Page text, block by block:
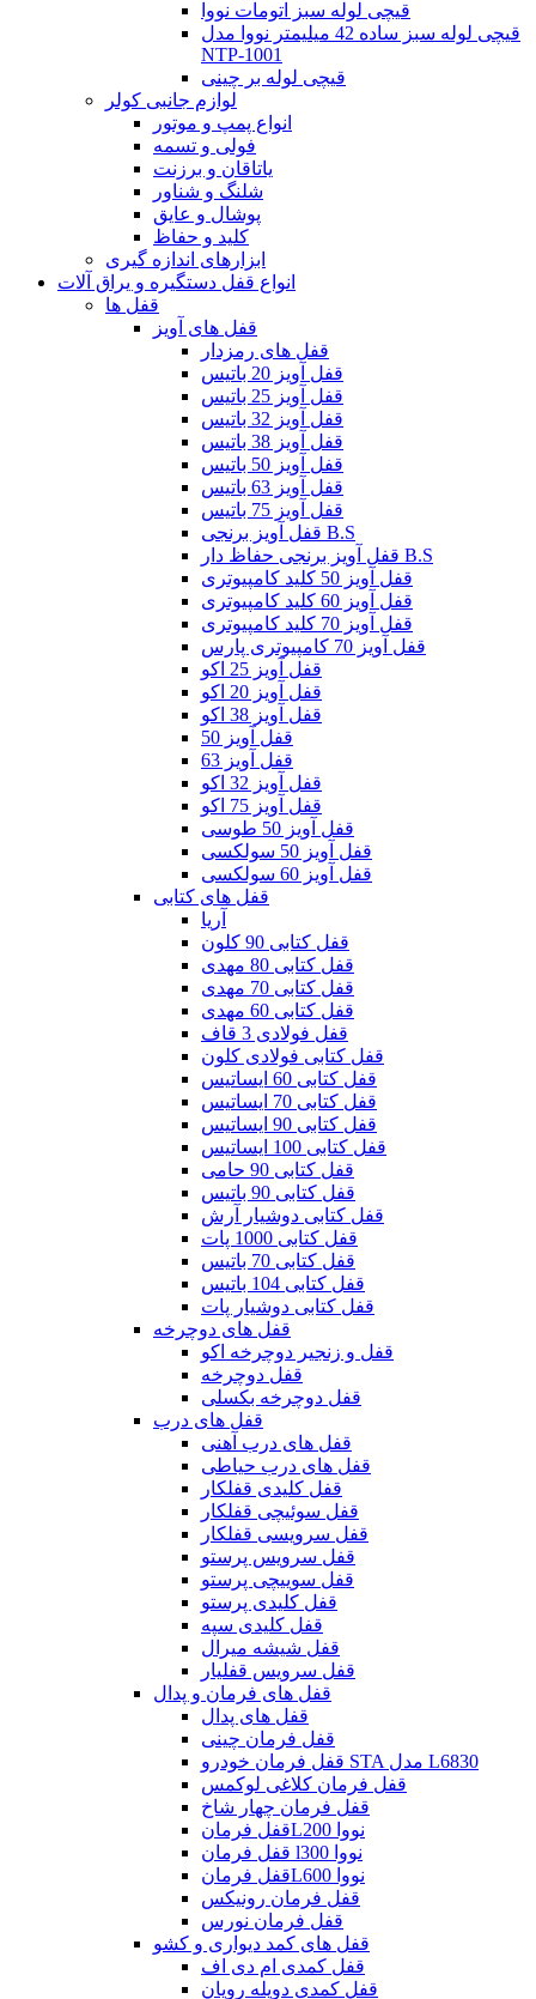
قیچی لوله سبز اتومات نووا
قیچی لوله سبز ساده 42 میلیمتر نووا مدل
NTP-1001
قیچی لوله بر چینی
لوازم جانبی کولر
انواع پمپ و موتور
فولی و تسمه
یاتاقان و برزنت
شلنگ و شناور
پوشال و عایق
کلید و حفاظ
ابزارهای اندازه گیری
انواع قفل دستگیره و یراق آلات
قفل ها
قفل های آویز
قفل های رمزدار
قفل آویز 20 باتیس
قفل آویز 25 باتیس
قفل آویز 32 باتیس
قفل آویز 38 باتیس
قفل آویز 50 باتیس
قفل آویز 63 باتیس
قفل آویز 75 باتیس
قفل آویز برنجی B.S
قفل آویز برنجی حفاظ دار B.S
قفل آویز 50 کلید کامپیوتری
قفل آویز 60 کلید کامپیوتری
قفل آویز 70 کلید کامپیوتری
قفل آویز 70 کامپیوتری پارس
قفل آویز 25 اکو
قفل آویز 20 اکو
قفل آویز 38 اکو
قفل آویز 50
قفل آویز 63
قفل آویز 32 اکو
قفل آویز 75 اکو
قفل آویز 50 طوسی
قفل آویز 50 سولکسی
قفل آویز 60 سولکسی
قفل های کتابی
آریا
قفل کتابی 90 کلون
قفل کتابی 80 مهدی
قفل کتابی 70 مهدی
قفل کتابی 60 مهدی
قفل فولادی 3 قاف
قفل کتابی فولادی کلون
قفل کتابی 60 ایساتیس
قفل کتابی 70 ایساتیس
قفل کتابی 90 ایساتیس
قفل کتابی 100 ایساتیس
قفل کتابی 90 حامی
قفل کتابی 90 باتیس
قفل کتابی دوشیار آرش
قفل کتابی 1000 پات
قفل کتابی 70 باتیس
قفل کتابی 104 باتیس
قفل کتابی دوشیار پات
قفل های دوچرخه
قفل و زنجیر دوچرخه اکو
قفل دوچرخه
قفل دوچرخه بکسلی
قفل های درب
قفل های درب آهنی
قفل های درب حیاطی
قفل کلیدی قفلکار
قفل سوئیچی قفلکار
قفل سرویسی قفلکار
قفل سرویس پرستو
قفل سوییچی پرستو
قفل کلیدی پرستو
قفل کلیدی سپه
قفل شیشه میرال
قفل سرویس قفلیار
قفل های فرمان و پدال
قفل های پدال
قفل فرمان چینی
قفل فرمان خودرو STA مدل L6830
قفل فرمان کلاغی لوکمس
قفل فرمان چهار شاخ
قفل فرمانL200 نووا
قفل فرمان l300 نووا
قفل فرمانL600 نووا
قفل فرمان رونیکس
قفل فرمان نورس
قفل های کمد دیواری و کشو
قفل کمدی ام دی اف
قفل کمدی دوپله رویان